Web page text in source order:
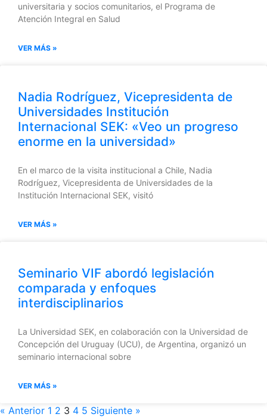
universitaria y socios comunitarios, el Programa de
Atención Integral en Salud
VER MÁS »
Nadia Rodríguez, Vicepresidenta de
Universidades Institución
Internacional SEK: «Veo un progreso
enorme en la universidad»
En el marco de la visita institucional a Chile, Nadia
Rodríguez, Vicepresidenta de Universidades de la
Institución Internacional SEK, visitó
VER MÁS »
Seminario VIF abordó legislación
comparada y enfoques
interdisciplinarios
La Universidad SEK, en colaboración con la Universidad de
Concepción del Uruguay (UCU), de Argentina, organizó un
seminario internacional sobre
VER MÁS »
« Anterior 1 2 3 4 5 Siguiente »